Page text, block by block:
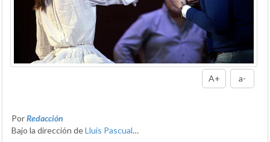
A+ a-
PorRedacción
Bajo la dirección deLluis Pascual…